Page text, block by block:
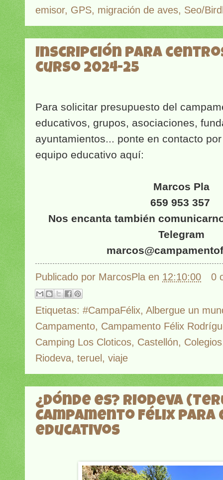
emisor, GPS, migración de aves, Seo/
Inscripción para
curso 2024-25
Para solicitar presupuesto del
educativos, grupos, asociaciones,
ayuntamientos... ponte en contacto
equipo educativo aquí:
Marcos Pla
659 953 357
Nos encanta también
Telegram
Publicado por MarcosPla en 12:10:00 0
Etiquetas: #CampaFélix, Albergue un
Campamento, Campamento Félix
Camping Los Cloticos, Castellón, Colegios
Riodeva, teruel, viaje
¿Dónde es? Riodeva
Campamento Félix
educativos